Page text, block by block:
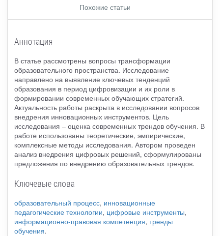
Похожие статьи
Аннотация
В статье рассмотрены вопросы трансформации
образовательного пространства. Исследование
направлено на выявление ключевых тенденций
образования в период цифровизации и их роли в
формировании современных обучающих стратегий.
Актуальность работы раскрыта в исследовании вопросов
внедрения инновационных инструментов. Цель
исследования – оценка современных трендов обучения. В
работе использованы теоретические, эмпирические,
комплексные методы исследования. Автором проведен
анализ внедрения цифровых решений, сформулированы
предложения по внедрению образовательных трендов.
Ключевые слова
образовательный процесс, инновационные
педагогические технологии, цифровые инструменты,
информационно-правовая компетенция, тренды
обучения.